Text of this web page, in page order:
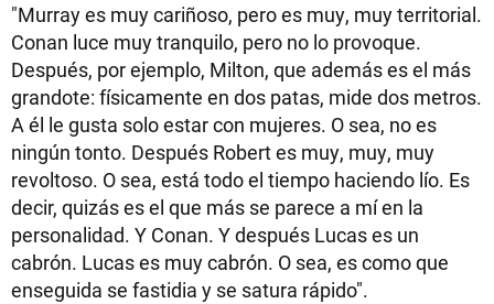
"Murray es muy cariñoso, pero es muy, muy territorial.
Conan luce muy tranquilo, pero no lo provoque.
Después, por ejemplo, Milton, que además es el más
grandote: físicamente en dos patas, mide dos metros.
A él le gusta solo estar con mujeres. O sea, no es
ningún tonto. Después Robert es muy, muy, muy
revoltoso. O sea, está todo el tiempo haciendo lío. Es
decir, quizás es el que más se parece a mí en la
personalidad. Y Conan. Y después Lucas es un
cabrón. Lucas es muy cabrón. O sea, es como que
enseguida se fastidia y se satura rápido".